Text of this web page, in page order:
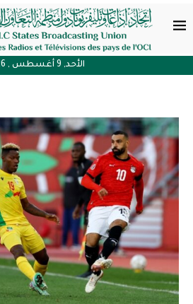
الأحد, 9 أغسطس , 2026